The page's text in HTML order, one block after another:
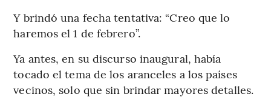
Y brindó una fecha tentativa: “Creo que lo
haremos el 1 de febrero”.
Ya antes, en su discurso inaugural, había
tocado el tema de los aranceles a los países
vecinos, solo que sin brindar mayores detalles.